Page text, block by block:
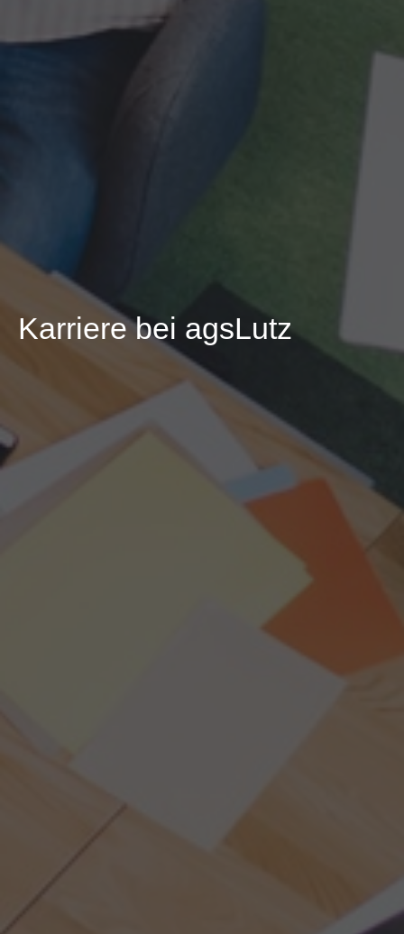
Karriere bei agsLutz